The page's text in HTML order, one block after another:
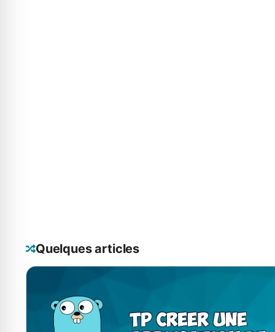
Quelques articles